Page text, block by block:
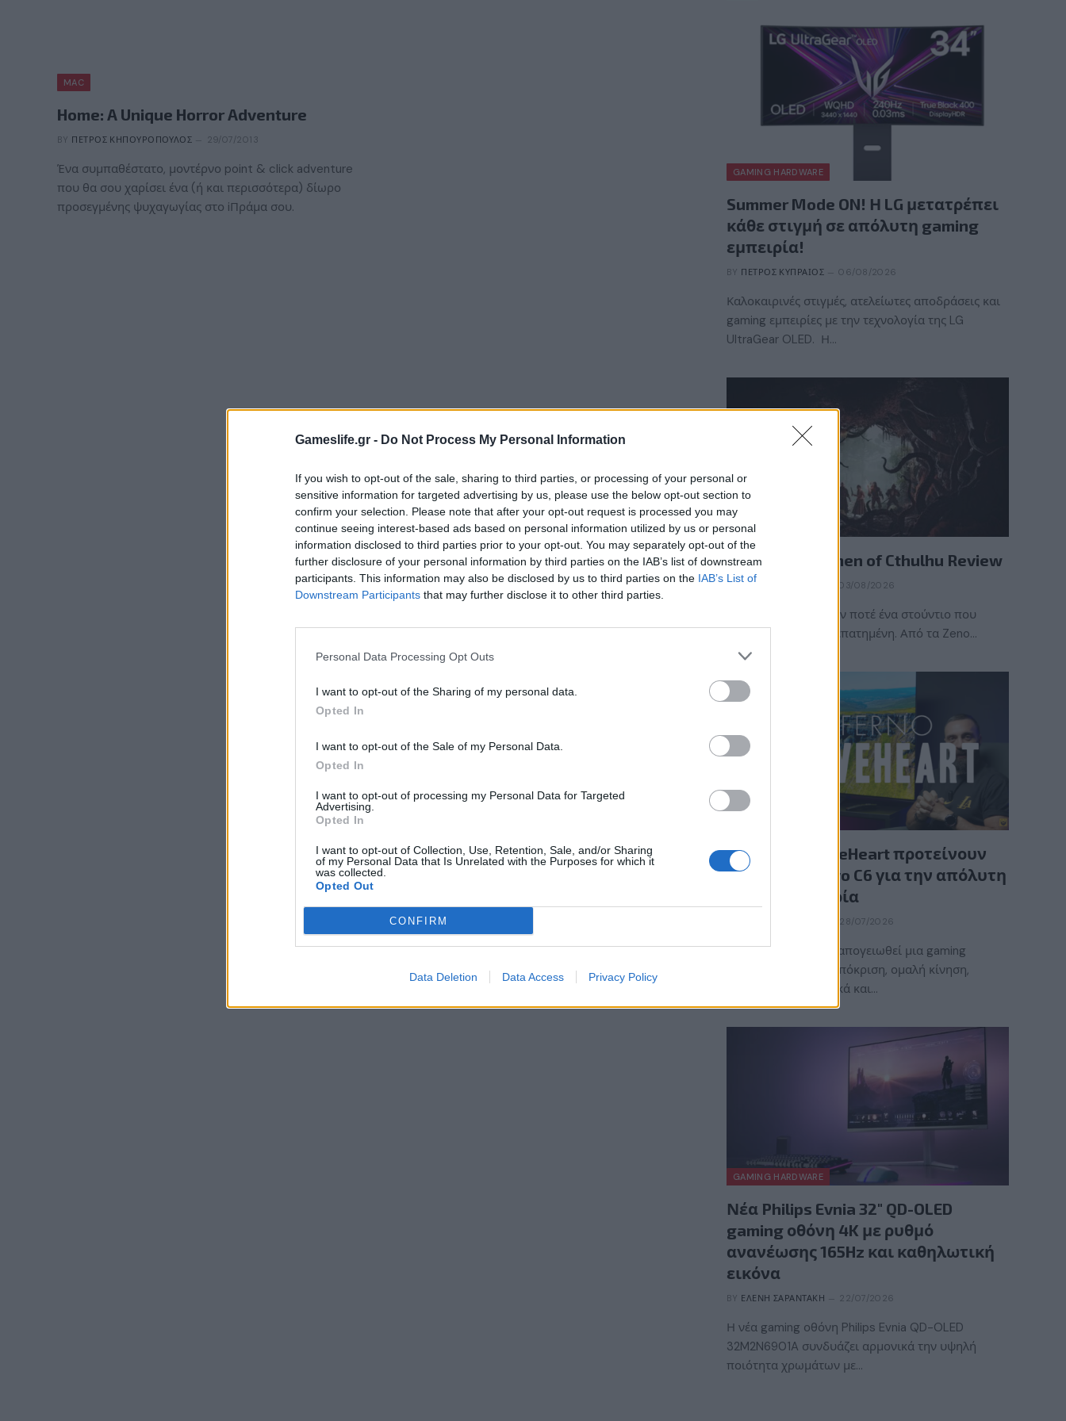
Gameslife.gr - Do Not Process My Personal Information
If you wish to opt-out of the sale, sharing to third parties, or processing of your personal or
sensitive information for targeted advertising by us, please use the below opt-out section to
confirm your selection. Please note that after your opt-out request is processed you may
continue seeing interest-based ads based on personal information utilized by us or personal
information disclosed to third parties prior to your opt-out. You may separately opt-out of the
further disclosure of your personal information by third parties on the IAB’s list of downstream
participants. This information may also be disclosed by us to third parties on the IAB’s List of
Downstream Participants that may further disclose it to other third parties.
Personal Data Processing Opt Outs
I want to opt-out of the Sharing of my personal data.
Opted In
I want to opt-out of the Sale of my Personal Data.
Opted In
I want to opt-out of processing my Personal Data for Targeted
Advertising.
Opted In
I want to opt-out of Collection, Use, Retention, Sale, and/or Sharing
of my Personal Data that Is Unrelated with the Purposes for which it
was collected.
Opted Out
CONFIRM
Data Deletion Data Access Privacy Policy
MAC
Home: A Unique Horror Adventure
BY ΠΈΤΡΟΣ ΚΗΠΟΥΡΌΠΟΥΛΟΣ 29/07/2013
Ένα συμπαθέστατο, μοντέρνο point & click adventure
που θα σου χαρίσει ένα (ή και περισσότερα) δίωρο
προσεγμένης ψυχαγωγίας στο iΠράμα σου.
GAMING HARDWARE
Summer Mode ON! Η LG μετατρέπει
κάθε στιγμή σε απόλυτη gaming
εμπειρία!
BY ΠΈΤΡΟΣ ΚΥΠΡΑΊΟΣ 06/08/2026
Καλοκαιρινές στιγμές, ατελείωτες αποδράσεις και
gaming εμπειρίες με την τεχνολογία της LG
UltraGear OLED. Η…
REVIEWS
The Mound: Omen of Cthulhu Review
BY ΠΈΤΡΟΣ ΚΥΠΡΑΊΟΣ 03/08/2026
Η ACE Team δεν ήταν ποτέ ένα στούντιο που
ακολουθούσε την πεπατημένη. Από τα Zeno…
Οι InfernoBraveHeart προτείνουν
την LG OLED evo C6 για την απόλυτη
gaming εμπειρία
28/07/2026
Τι χρειάζεται για να απογειωθεί μια gaming
εμπειρία; Γρήγορη απόκριση, ομαλή κίνηση,
εντυπωσιακά γραφικά και…
GAMING HARDWARE
Νέα Philips Evnia 32″ QD-OLED
gaming οθόνη 4K με ρυθμό
ανανέωσης 165Hz και καθηλωτική
εικόνα
BY ΕΛΈΝΗ ΣΑΡΑΝΤΆΚΗ 22/07/2026
Η νέα gaming οθόνη Philips Evnia QD-OLED
32M2N6901A συνδυάζει αρμονικά την υψηλή
ποιότητα χρωμάτων με…